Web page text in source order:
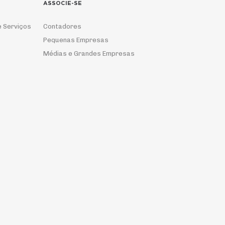
Serviços
ASSOCIE-SE
Contadores
Pequenas Empresas
Médias e Grandes Empresas